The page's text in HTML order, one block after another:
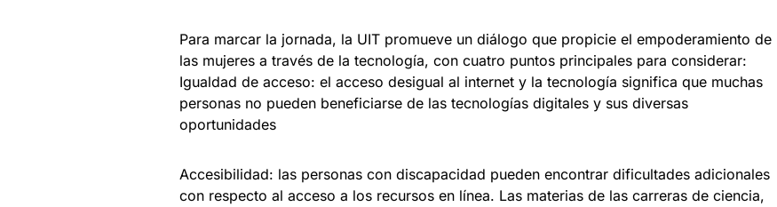
Para marcar la jornada, la UIT promueve un diálogo que propicie el empoderamiento de
las mujeres a través de la tecnología, con cuatro puntos principales para considerar:
Igualdad de acceso: el acceso desigual al internet y la tecnología significa que muchas
personas no pueden beneficiarse de las tecnologías digitales y sus diversas
oportunidades
Accesibilidad: las personas con discapacidad pueden encontrar dificultades adicionales
con respecto al acceso a los recursos en línea. Las materias de las carreras de ciencia,